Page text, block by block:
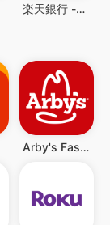
楽天銀行 -個人のお客様向けアプリ
Arby's Fast Food Sandwiches